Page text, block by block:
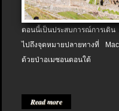
ตอนนี้เป็นประสบการณ์การเดิ
ไปถึงจุดหมายปลายทางที่
ด้วยป่าอเมซอนตอนใต้
Read more